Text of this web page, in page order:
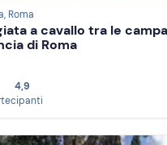
Roma
a cavallo tra le
di Roma
4,9